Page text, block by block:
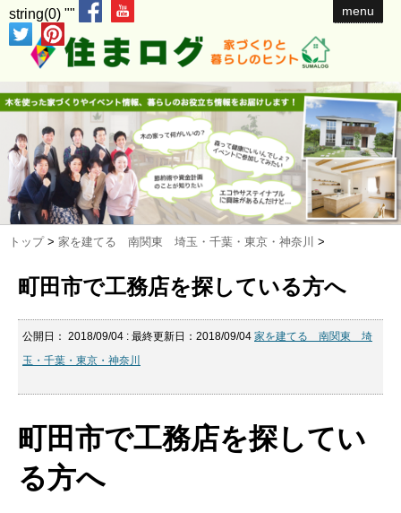
string(0) "" menu
トップ > 家を建てる 南関東 埼玉・千葉・東京・神奈川 >
町田市で工務店を探している方へ
公開日： 2018/09/04 : 最終更新日：2018/09/04 家を建てる 南関東 埼
玉・千葉・東京・神奈川
町田市で工務店を探してい
る方へ